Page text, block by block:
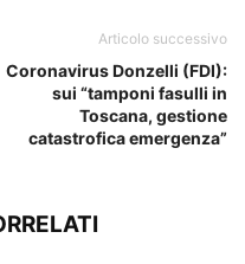
Articolo successivo
Coronavirus Donzelli (FDI):
sui “tamponi fasulli in
Toscana, gestione
catastrofica emergenza”